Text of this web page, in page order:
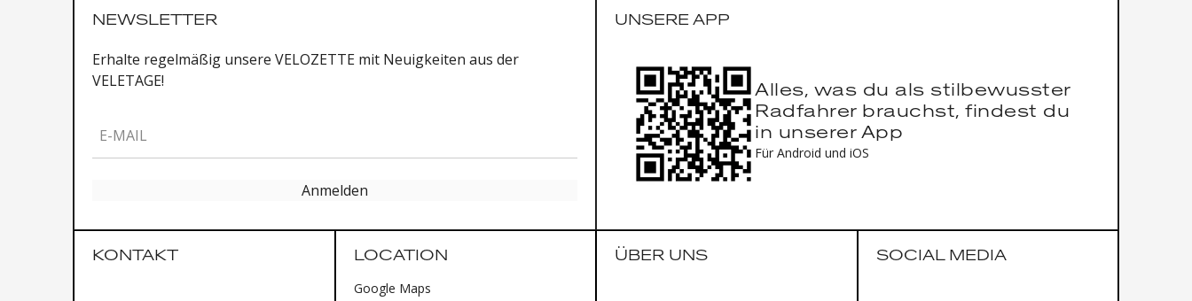
NEWSLETTER
Erhalte regelmäßig unsere VELOZETTE mit Neuigkeiten aus der
VELETAGE!
E-MAIL
Anmelden
UNSERE APP
Alles, was du als stilbewusster
Radfahrer brauchst, findest du
in unserer App
Für Android und iOS
KONTAKT LOCATION
Google Maps
ÜBER UNS SOCIAL MEDIA